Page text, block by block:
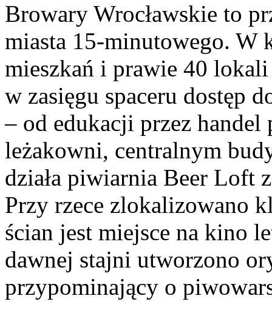
Browary Wrocławskie to
miasta 15-minutowego. W
mieszkań i prawie 40
w zasięgu spaceru dostęp
– od edukacji przez
leżakowni, centralnym
działa piwiarnia Beer Loft
Przy rzece zlokalizowano
ścian jest miejsce na kino
dawnej stajni utworzono
przypominający o